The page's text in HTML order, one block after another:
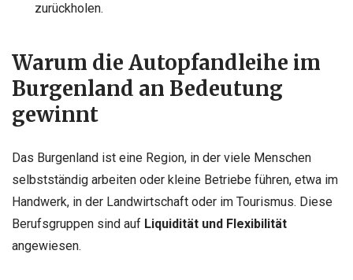
zurückholen.
Warum die Autopfandleihe im
Burgenland an Bedeutung
gewinnt
Das Burgenland ist eine Region, in der viele Menschen
selbstständig arbeiten oder kleine Betriebe führen, etwa im
Handwerk, in der Landwirtschaft oder im Tourismus. Diese
Berufsgruppen sind auf Liquidität und Flexibilität
angewiesen.